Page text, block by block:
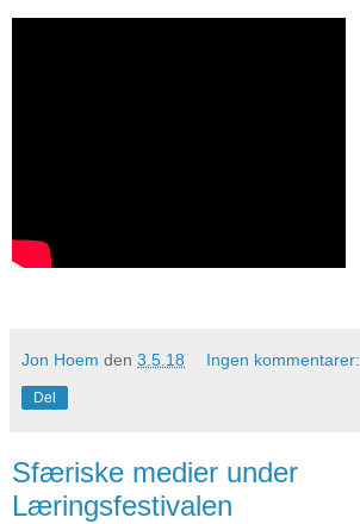
Jon Hoem den 3.5.18 Ingen kommentarer:
Del
Sfæriske medier under
Læringsfestivalen